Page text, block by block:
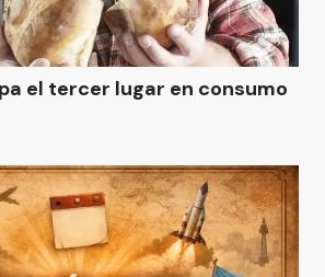
el tercer lugar en consumo